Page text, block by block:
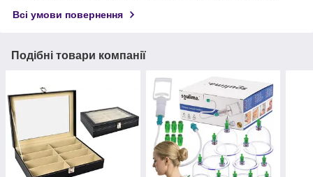
Всі умови повернення
Подібні товари компанії